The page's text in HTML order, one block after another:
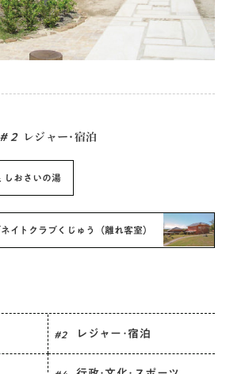
# 2 レジャー･宿泊
しおさいの湯
ネイトクラブくじゅう（離れ客室）
# 2 レジャー･宿泊